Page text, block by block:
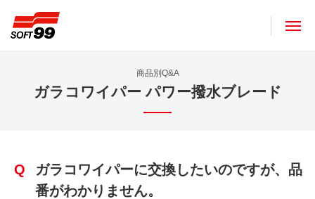
商品別Q&A
ガラコワイパー パワー撥水ブレード
Q
ガラコワイパーに交換したいのですが、品
番がわかりません。